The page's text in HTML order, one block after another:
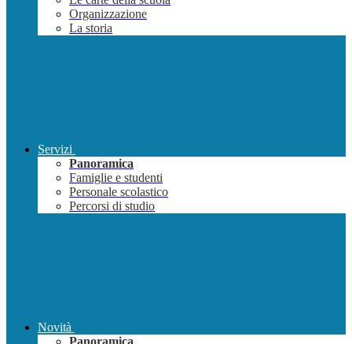
Organizzazione
La storia
Servizi
Panoramica
Famiglie e studenti
Personale scolastico
Percorsi di studio
Novità